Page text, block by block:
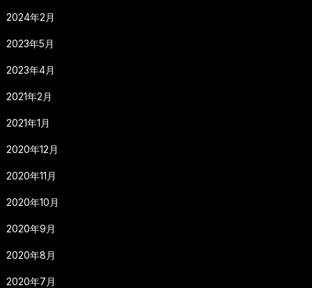
2024年2月
2023年5月
2023年4月
2021年2月
2021年1月
2020年12月
2020年11月
2020年10月
2020年9月
2020年8月
2020年7月